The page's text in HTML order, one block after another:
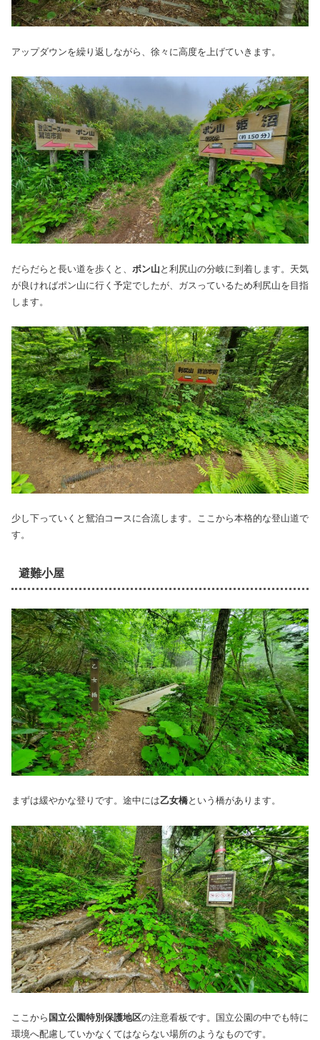
アップダウンを繰り返しながら、徐々に高度を上げていきます。
だらだらと長い道を歩くと、 ポン山 と利尻山の分岐に到着します。天気
が良ければポン山に行く予定でしたが、ガスっているため利尻山を目指
します。
少し下っていくと鴛泊コースに合流します。ここから本格的な登山道で
す。
避難小屋
まずは緩やかな登りです。途中には乙女橋という橋があります。
ここから 国立公園特別保護地区の注意看板です。国立公園の中でも特に
環境へ配慮していかなくてはならない場所のようなものです。